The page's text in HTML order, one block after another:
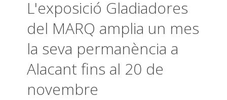
L'exposició Gladiadores
del MARQ amplia un mes
la seva permanència a
Alacant fins al 20 de
novembre